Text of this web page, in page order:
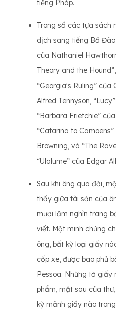
tiếng Pháp.
Trong số các tựa sách
dịch sang tiếng Bồ
của Nathaniel
Theory and the
“Georgia's Ruling” của
Alfred Tennyson,
“Barbara Frietchie”
“Catarina to
Browning, và “The
“Ulalume” của Edgar
Sau khi ông qua đời,
thấy giữa tài sản của
mươi lăm nghìn trang
viết. Một minh chứng
ông, bất kỳ loại giấy
cốp xe, được bao phủ
Pessoa. Những tờ giấy
phẩm, mặt sau của
kỳ mảnh giấy nào